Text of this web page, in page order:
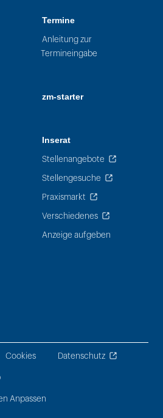
Termine
Anleitung zur
Termineingabe
zm-starter
Inserat
Stellenangebote
Stellengesuche
Praxismarkt
Verschiedenes
Anzeige aufgeben
Cookies Datenschutz
Anpassen